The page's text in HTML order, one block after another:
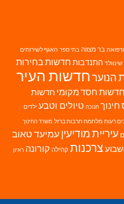
בר מצווה בתי ספר האגף לשירותים
התנדבות חדשות בחירות
הנוערחדשות העיר
חדשות חסד מקומי חדשות
חינוך חנוכה טיולים וטבע ילדים
רעות מלחמת חרבות ברזל משרד החינוך
עיריית מודיעין עמיעד טאוב
צרכנות קהילה קורונה ראיון